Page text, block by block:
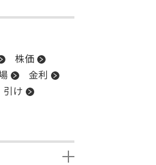
株価
金利
引け